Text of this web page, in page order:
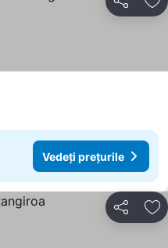
Distribuiți
Vedeți prețurile
Distribuiți